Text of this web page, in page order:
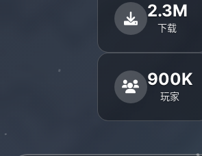
2.3M
下载
900K
玩家